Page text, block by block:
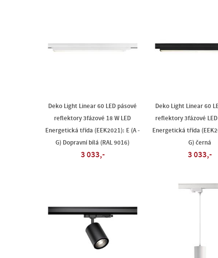
Deko Light Linear 60 LED pásové
reflektory 3fázové 18 W LED
Energetická třída (EEK2021): E (A -
G) Dopravní bílá (RAL 9016)
3 033,-
Deko Light Linear 60
reflektory 3fázové LED
Energetická třída
G) černá
3 033,-